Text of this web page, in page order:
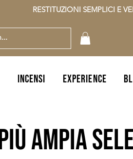
RESTITUZIONI SEMPLICI
incensi EXPERIENCE
ampia